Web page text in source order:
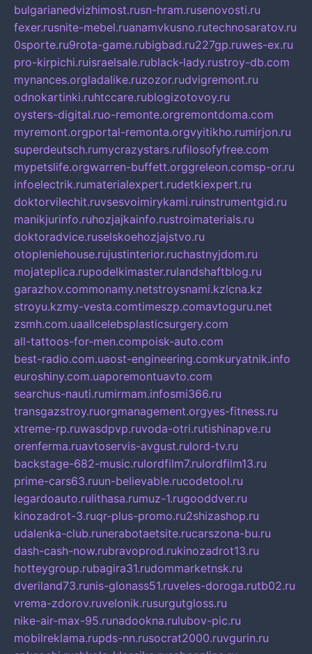
bulgarianedvizhimost.rusn-hram.rusenovosti.ru
fexer.rusnite-mebel.ruanamvkusno.rutechnosaratov.ru
0sporte.ru9rota-game.rubigbad.ru227gp.ruwes-ex.ru
pro-kirpichi.ruisraelsale.rublack-lady.rustroy-db.com
mynances.orgladalike.ruzozor.rudvigremont.ru
odnokartinki.ruhtccare.rublogizotovoy.ru
oysters-digital.ruo-remonte.orgremontdoma.com
myremont.orgportal-remonta.orgvyitikho.rumirjon.ru
superdeutsch.rumycrazystars.rufilosofyfree.com
mypetslife.orgwarren-buffett.orggreleon.comsp-or.ru
infoelectrik.rumaterialexpert.rudetkiexpert.ru
doktorvilechit.ruvsesvoimirykami.ruinstrumentgid.ru
manikjurinfo.ruhozjajkainfo.rustroimaterials.ru
doktoradvice.ruselskoehozjajstvo.ru
otopleniehouse.rujustinterior.ruchastnyjdom.ru
mojateplica.rupodelkimaster.rulandshaftblog.ru
garazhov.commonamy.netstroysnami.kzlcna.kz
stroyu.kzmy-vesta.comtimeszp.comavtoguru.net
zsmh.com.uaallcelebsplasticsurgery.com
all-tattoos-for-men.compoisk-auto.com
best-radio.com.uaost-engineering.comkuryatnik.info
euroshiny.com.uaporemontuavto.com
searchus-nauti.rumirmam.infosmi366.ru
transgazstroy.ruorgmanagement.orgyes-fitness.ru
xtreme-rp.ruwasdpvp.ruvoda-otri.rutishinapve.ru
orenferma.ruavtoservis-avgust.rulord-tv.ru
backstage-682-music.rulordfilm7.rulordfilm13.ru
prime-cars63.ruun-believable.rucodetool.ru
legardoauto.rulithasa.rumuz-1.rugooddver.ru
kinozadrot-3.ruqr-plus-promo.ru2shizashop.ru
udalenka-club.runerabotaetsite.rucarszona-bu.ru
dash-cash-now.rubravoprod.rukinozadrot13.ru
hotteygroup.rubagira31.rudommarketnsk.ru
dveriland73.runis-glonass51.ruveles-doroga.rutb02.ru
vrema-zdorov.ruvelonik.rusurgutgloss.ru
nike-air-max-95.runadookna.rulubov-pic.ru
mobilreklama.rupds-nn.rusocrat2000.ruvgurin.ru